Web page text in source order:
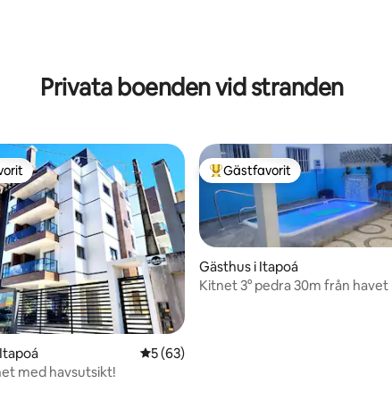
84 omdömen
Privata boenden vid stranden
5 av 5 i genomsnittligt betyg, 63
5 (63)
med havsutsikt!
Populär gästfavorit
Gästfavorit
Gästhus i Itapoá
Kitnet 3° pedra 30m från